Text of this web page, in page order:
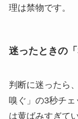
理は禁物です。
迷ったときの
判断に迷ったら
嗅ぐ」の3秒チ
は黄ばみすぎて